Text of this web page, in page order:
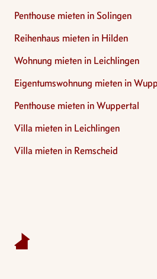
Penthouse mieten in Solingen
Reihenhaus mieten in Hilden
Wohnung mieten in Leichlingen
Eigentumswohnung mieten in
Penthouse mieten in Wuppertal
Villa mieten in Leichlingen
Villa mieten in Remscheid